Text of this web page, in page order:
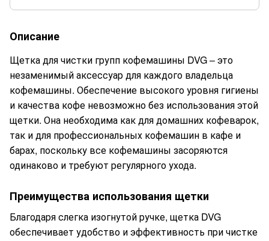
Описание
Щетка для чистки групп кофемашины DVG – это
незаменимый аксессуар для каждого владельца
кофемашины. Обеспечение высокого уровня гигиены
и качества кофе невозможно без использования этой
щетки. Она необходима как для домашних кофеварок,
так и для профессиональных кофемашин в кафе и
барах, поскольку все кофемашины засоряются
одинаково и требуют регулярного ухода.
Преимущества использования щетки
Благодаря слегка изогнутой ручке, щетка DVG
обеспечивает удобство и эффективность при чистке